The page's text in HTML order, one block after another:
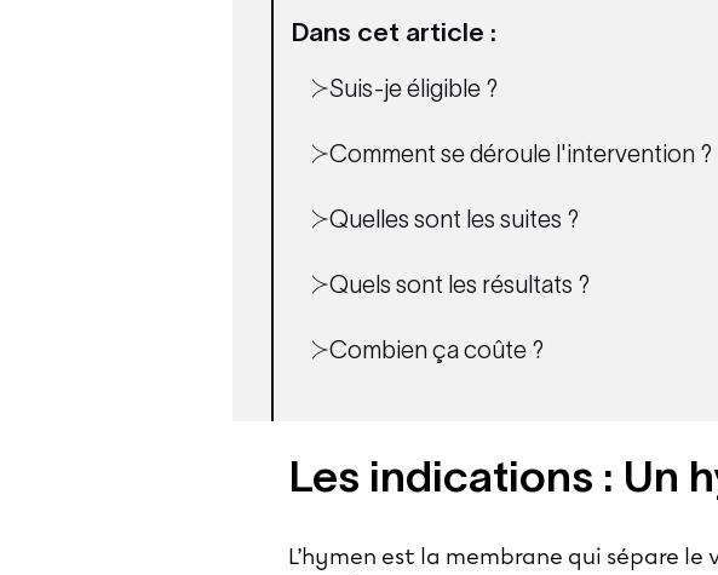
Dans cet article :
Suis-je éligible ?
Comment se déroule l'intervention ?
Quelles sont les suites ?
Quels sont les résultats ?
Combien ça coûte ?
Les indications : Un
L’hymen est la membrane qui sépare